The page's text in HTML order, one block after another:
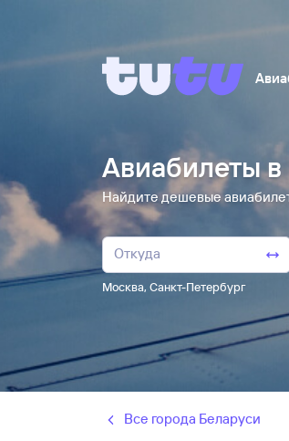
Авиабилеты
Найдите дешевые
Москва, Санкт-Петербург
Все города Беларуси